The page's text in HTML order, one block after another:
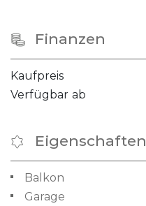
Finanzen
Kaufpreis
Verfügbar ab
Eigenschaften
Balkon
Garage